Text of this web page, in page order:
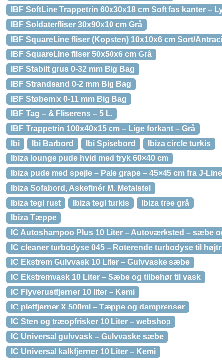
IBF SoftLine Trappetrin 60x30x18 cm Soft fas kanter –
IBF Soldaterfliser 30x90x10 cm Grå
IBF SquareLine fliser (Kopsten) 10x10x6 cm Sort/
IBF SquareLine fliser 50x50x6 cm Grå
IBF Stabilt grus 0-32 mm Big Bag
IBF Strandsand 0-2 mm Big Bag
IBF Støbemix 0-11 mm Big Bag
IBF Tag – & Fliserens – 5 L.
IBF Trappetrin 100x40x15 cm – Lige forkant – Grå
Ibi
Ibi Barbord Ibi Spisebord
Ibiza circle turkis
Ibiza lounge pude hvid med tryk 60×40 cm
Ibiza pude med spejle – Pale grape – 45×45 cm fra J-Line
Ibiza Sofabord, Askefinér M. Metalstel
Ibiza tegl rust
Ibiza tegl turkis
Ibiza tree grå
Ibiza Tæppe
IC Autoshampoo Plus 10 Liter – Autoværksted – sæbe
IC cleaner turbodyse 045 – Roterende turbodyse til
IC Ekstrem Gulvvask 10 Liter – Gulvvaske sæbe
IC Ekstremvask 10 Liter – Sæbe og tilbehør til vask
IC Flyverustfjerner 10 liter – Kemi
IC pletfjerner X 500ml – Tæppe og damprenser
IC Sten og træopfrisker 10 Liter – webshop
IC Universal gulvvask – Gulvvaske sæbe
IC Universal kalkfjerner 10 Liter – Kemi